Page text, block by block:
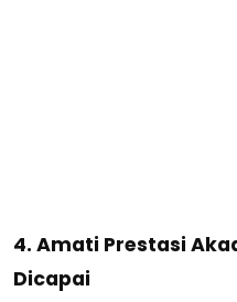
4. Amati Prestasi
Dicapai